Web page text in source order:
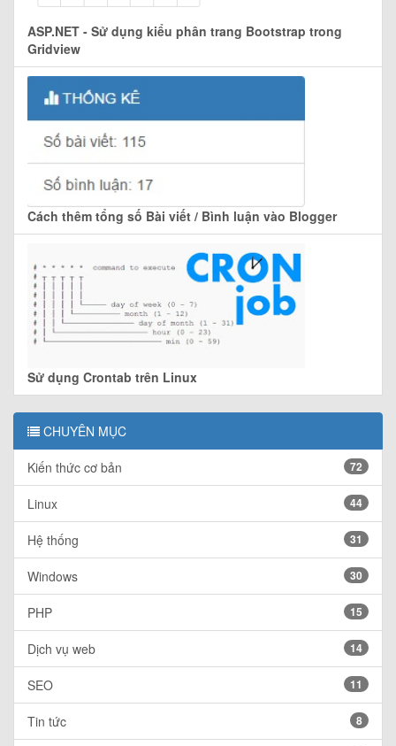
ASP.NET - Sử dụng kiểu phân trang Bootstrap trong
Gridview
Cách thêm tổng số Bài viết / Bình luận vào Blogger
Sử dụng Crontab trên Linux
CHUYÊN MỤC
Kiến thức cơ bản 72
Linux 44
Hệ thống 31
Windows 30
PHP 15
Dịch vụ web 14
SEO 11
Tin tức 8